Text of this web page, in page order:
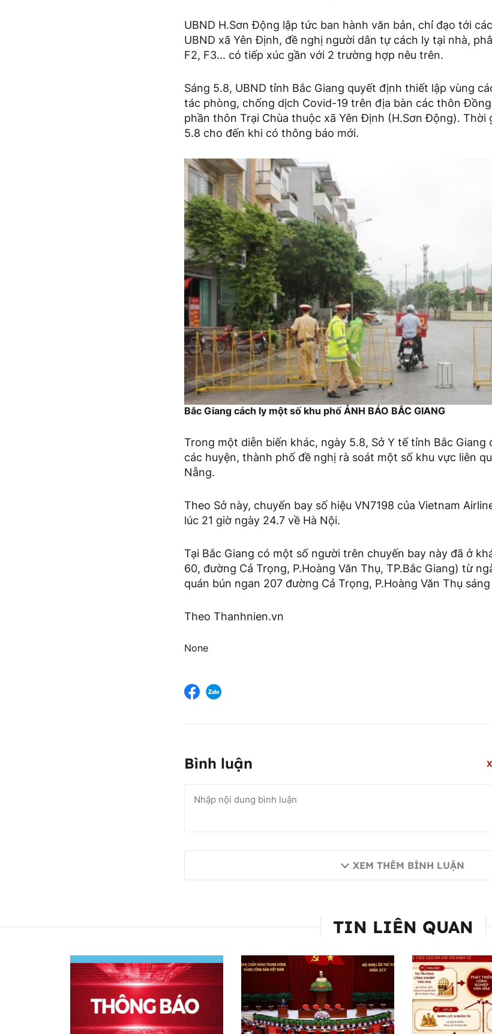
UBND H.Sơn Động lập tức ban hành văn bản, chỉ đạo tới
UBND xã Yên Định, đề nghị người dân tự cách ly tại nhà,
F2, F3... có tiếp xúc gần với 2 trường hợp nêu trên.
Sáng 5.8, UBND tỉnh Bắc Giang quyết định thiết lập vùng
tác phòng, chống dịch Covid-19 trên địa bàn các thôn
phần thôn Trại Chùa thuộc xã Yên Định (H.Sơn Động). Thời
5.8 cho đến khi có thông báo mới.
Bắc Giang cách ly một số khu phố ẢNH BÁO BẮC GIANG
Trong một diễn biến khác, ngày 5.8, Sở Y tế tỉnh Bắc Giang
các huyện, thành phố đề nghị rà soát một số khu vực liên
Nẵng.
Theo Sở này, chuyến bay số hiệu VN7198 của Vietnam
lúc 21 giờ ngày 24.7 về Hà Nội.
Tại Bắc Giang có một số người trên chuyến bay này đã ở
60, đường Cả Trọng, P.Hoàng Văn Thụ, TP.Bắc Giang) từ
quán bún ngan 207 đường Cả Trọng, P.Hoàng Văn Thụ sáng
Theo Thanhnien.vn
None
Bình luận
XEM THÊM BÌNH LUẬN
TIN LIÊN QUAN